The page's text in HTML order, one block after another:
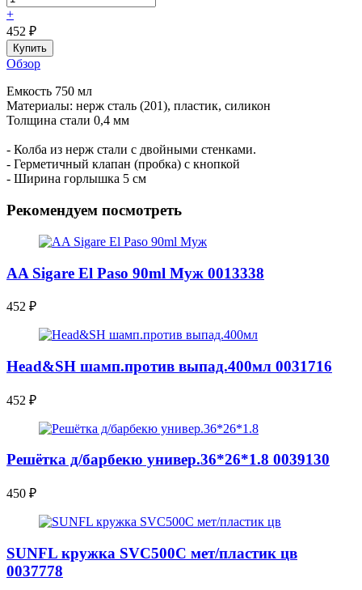
+
452 ₽
Обзор
Емкость 750 мл
Материалы: нерж сталь (201), пластик, силикон
Толщина стали 0,4 мм
- Колба из нерж стали с двойными стенками.
- Герметичный клапан (пробка) с кнопкой
- Ширина горлышка 5 см
Рекомендуем посмотреть
AA Sigare El Paso 90ml Муж 0013338
452 ₽
Head&SH шамп.против выпад.400мл 0031716
452 ₽
Решётка д/барбекю универ.36*26*1.8 0039130
450 ₽
SUNFL кружка SVC500С мет/пластик цв
0037778